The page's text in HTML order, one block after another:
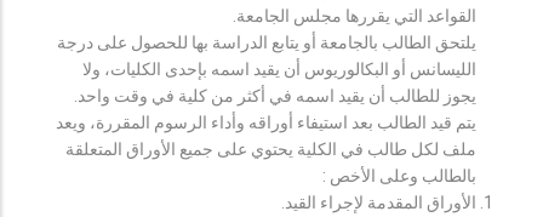
القواعد التي يقررها مجلس الجامعة.
يلتحق الطالب بالجامعة أو يتابع الدراسة بها للحصول على درجة
الليسانس أو البكالوريوس أن يقيد اسمه بإحدى الكليات، ولا
يجوز للطالب أن يقيد اسمه في أكثر من كلية في وقت واحد.
يتم قيد الطالب بعد استيفاء أوراقه وأداء الرسوم المقررة، ويعد
ملف لكل طالب في الكلية يحتوي على جميع الأوراق المتعلقة
بالطالب وعلى الأخص :
الأوراق المقدمة لإجراء القيد.